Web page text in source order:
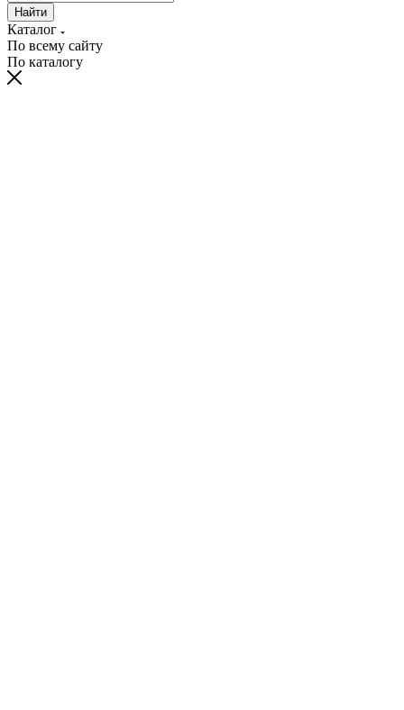
Найти
Каталог
По всему сайту
По каталогу